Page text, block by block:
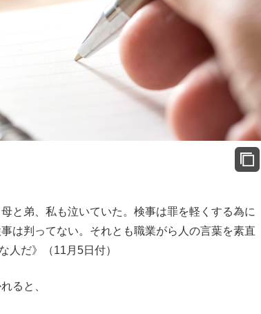
と弟、私も泣いていた。検事は罪を軽くする為に
は判ってない。それとも職業がら人の言葉を素直
人だ》（11月5日付）
ると、